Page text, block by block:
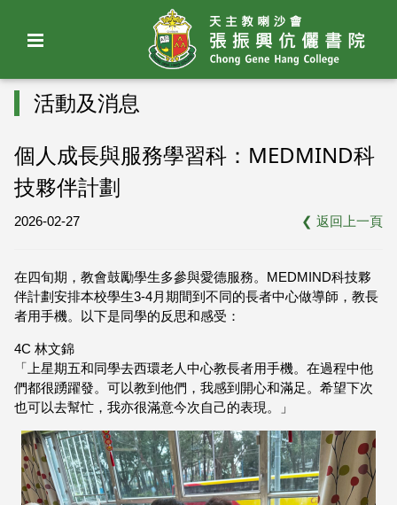
活動及消息
個人成長與服務學習科：MEDMIND科
技夥伴計劃
2026-02-27 ❮ 返回上一頁
在四旬期，教會鼓勵學生多參與愛德服務。MEDMIND科技夥
伴計劃安排本校學生3-4月期間到不同的長者中心做導師，教長
者用手機。以下是同學的反思和感受：
4C 林文錦
「上星期五和同學去西環老人中心教長者用手機。在過程中他
們都很踴躍發。可以教到他們，我感到開心和滿足。希望下次
也可以去幫忙，我亦很滿意今次自己的表現。」